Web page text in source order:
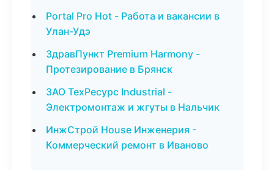
Portal Pro Hot - Работа и вакансии в
Улан-Удэ
ЗдравПункт Premium Harmony -
Протезирование в Брянск
ЗАО ТехРесурс Industrial -
Электромонтаж и жгуты в Нальчик
ИнжСтрой House Инженерия -
Коммерческий ремонт в Иваново